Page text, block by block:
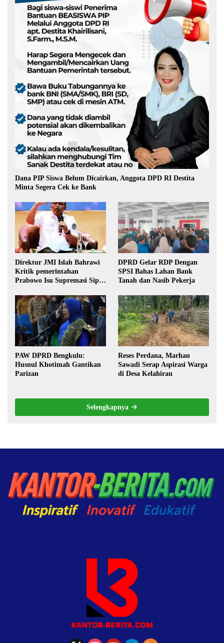
Dana PIP Siswa Belum Dicairkan, Anggota DPD RI Destita
Minta Segera Cek ke Bank
Direktur JMI Islah Bahrawi
Kritik pemerintahan
Prabowo Isu Supremasi Sipil,
Pilkada oleh DPRD
DPRD Gelar RDP Dengan
SPSI Bahas Lahan Bank
Tanah dan Nasib Pekerja
PAW DPRD Bengkulu:
Husnul Khotimah Gantikan
Parizan
Reses Perdana, Marhan
Sawadi Serap Aspirasi Warga
di Desa Kelahiran
Selengkapnya